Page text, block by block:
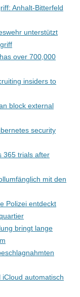
Anhalt-Bitterfeld
unterstützt
over 700,000
insiders to
block external
security
365 trials after
mit den
Polizei entdeckt
bringt lange
iCloud automatisch